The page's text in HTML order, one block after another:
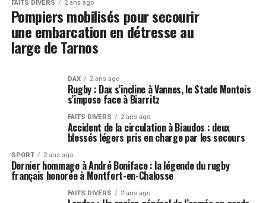
FAITS DIVERS 2 ans ago
Pompiers mobilisés pour secourir
une embarcation en détresse au
large de Tarnos
DAX 2 ans ago
Rugby : Dax s’incline à Vannes, le Stade Montois
s’impose face à Biarritz
FAITS DIVERS 2 ans ago
Accident de la circulation à Biaudos : deux
blessés légers pris en charge par les secours
SPORT 2 ans ago
Dernier hommage à André Boniface : la légende du rugby
français honorée à Montfort-en-Chalosse
FAITS DIVERS 2 ans ago